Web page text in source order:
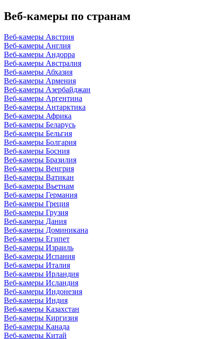
Веб-камеры по странам
Веб-камеры Австрия
Веб-камеры Англия
Веб-камеры Андорра
Веб-камеры Австралия
Веб-камеры Абхазия
Веб-камеры Армения
Веб-камеры Азербайджан
Веб-камеры Аргентина
Веб-камеры Антарктика
Веб-камеры Африка
Веб-камеры Беларусь
Веб-камеры Бельгия
Веб-камеры Болгария
Веб-камеры Босния
Веб-камеры Бразилия
Веб-камеры Венгрия
Веб-камеры Ватикан
Веб-камеры Вьетнам
Веб-камеры Германия
Веб-камеры Греция
Веб-камеры Грузия
Веб-камеры Дания
Веб-камеры Доминикана
Веб-камеры Египет
Веб-камеры Израиль
Веб-камеры Испания
Веб-камеры Италия
Веб-камеры Ирландия
Веб-камеры Исландия
Веб-камеры Индонезия
Веб-камеры Индия
Веб-камеры Казахстан
Веб-камеры Киргизия
Веб-камеры Канада
Веб-камеры Китай